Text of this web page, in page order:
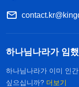
하나님나라가 임
하나님나라가 이미 인
싶으십니까? 더보기